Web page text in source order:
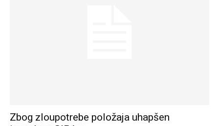
Zbog zloupotrebe položaja uhapšen